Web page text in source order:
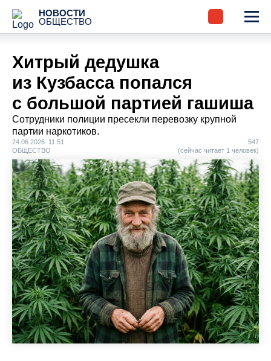
НОВОСТИ
ОБЩЕСТВО
Хитрый дедушка
из Кузбасса попался
с большой партией гашиша
Сотрудники полиции пресекли перевозку крупной
партии наркотиков.
24.06.2026 11:51
ОБЩЕСТВО
547
(сейчас читает 1 человек)